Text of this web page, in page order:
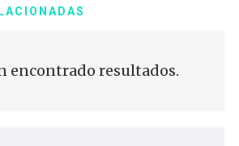
encontrado resultados.